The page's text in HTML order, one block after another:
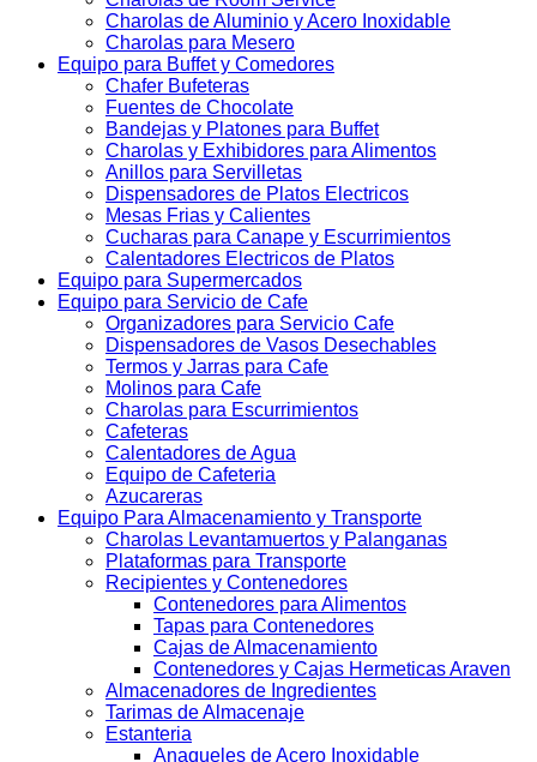
Charolas de Aluminio y Acero Inoxidable
Charolas para Mesero
Equipo para Buffet y Comedores
Chafer Bufeteras
Fuentes de Chocolate
Bandejas y Platones para Buffet
Charolas y Exhibidores para Alimentos
Anillos para Servilletas
Dispensadores de Platos Electricos
Mesas Frias y Calientes
Cucharas para Canape y Escurrimientos
Calentadores Electricos de Platos
Equipo para Supermercados
Equipo para Servicio de Cafe
Organizadores para Servicio Cafe
Dispensadores de Vasos Desechables
Termos y Jarras para Cafe
Molinos para Cafe
Charolas para Escurrimientos
Cafeteras
Calentadores de Agua
Equipo de Cafeteria
Azucareras
Equipo Para Almacenamiento y Transporte
Charolas Levantamuertos y Palanganas
Plataformas para Transporte
Recipientes y Contenedores
Contenedores para Alimentos
Tapas para Contenedores
Cajas de Almacenamiento
Contenedores y Cajas Hermeticas Araven
Almacenadores de Ingredientes
Tarimas de Almacenaje
Estanteria
Anaqueles de Acero Inoxidable